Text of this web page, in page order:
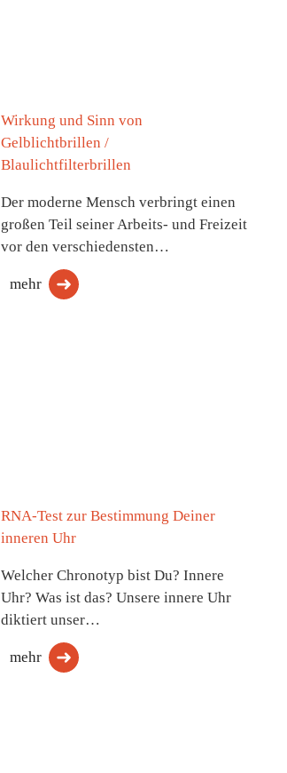
Wirkung und Sinn von
Gelblichtbrillen /
Blaulichtfilterbrillen
Der moderne Mensch verbringt einen
großen Teil seiner Arbeits- und Freizeit
vor den verschiedensten…
mehr
RNA-Test zur Bestimmung Deiner
inneren Uhr
Welcher Chronotyp bist Du? Innere
Uhr? Was ist das? Unsere innere Uhr
diktiert unser…
mehr